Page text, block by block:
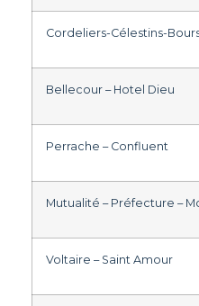
Cordeliers-Célestins-
Bellecour – Hotel Dieu
Perrache – Confluent
Mutualité – Préfecture –
Voltaire – Saint Amour